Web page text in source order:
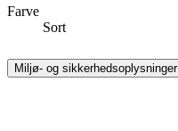
Farve
Sort
Miljø- og sikkerhedsoplysninger